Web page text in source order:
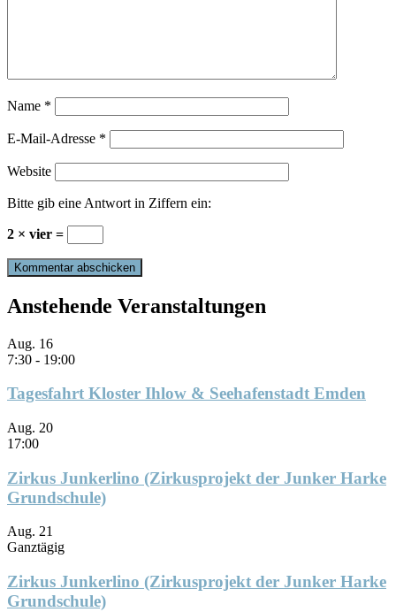
Name *
E-Mail-Adresse *
Website
Bitte gib eine Antwort in Ziffern ein:
2 × vier =
Anstehende Veranstaltungen
Aug. 16
7:30 - 19:00
Tagesfahrt Kloster Ihlow & Seehafenstadt Emden
Aug. 20
17:00
Zirkus Junkerlino (Zirkusprojekt der Junker Harke
Grundschule)
Aug. 21
Ganztägig
Zirkus Junkerlino (Zirkusprojekt der Junker Harke
Grundschule)